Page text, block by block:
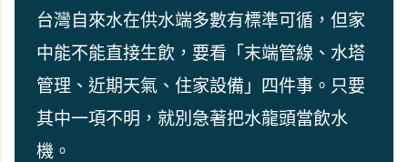
台灣自來水在供水端多數有標準可循，但家
中能不能直接生飲，要看「末端管線、水塔
管理、近期天氣、住家設備」四件事。只要
其中一項不明，就別急著把水龍頭當飲水
機。